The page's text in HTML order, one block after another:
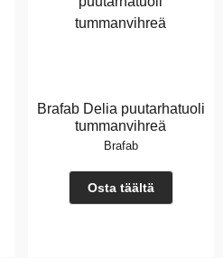
Brafab Delia puutarhatuoli
tummanvihreä
Brafab
Osta täältä